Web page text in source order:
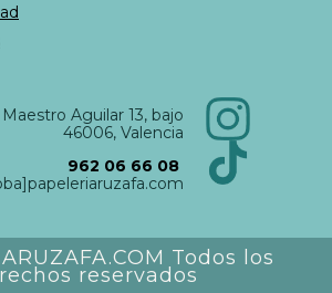
Maestro Aguilar 13, bajo
46006, Valencia
962 06 66 08
Todos los
reservados